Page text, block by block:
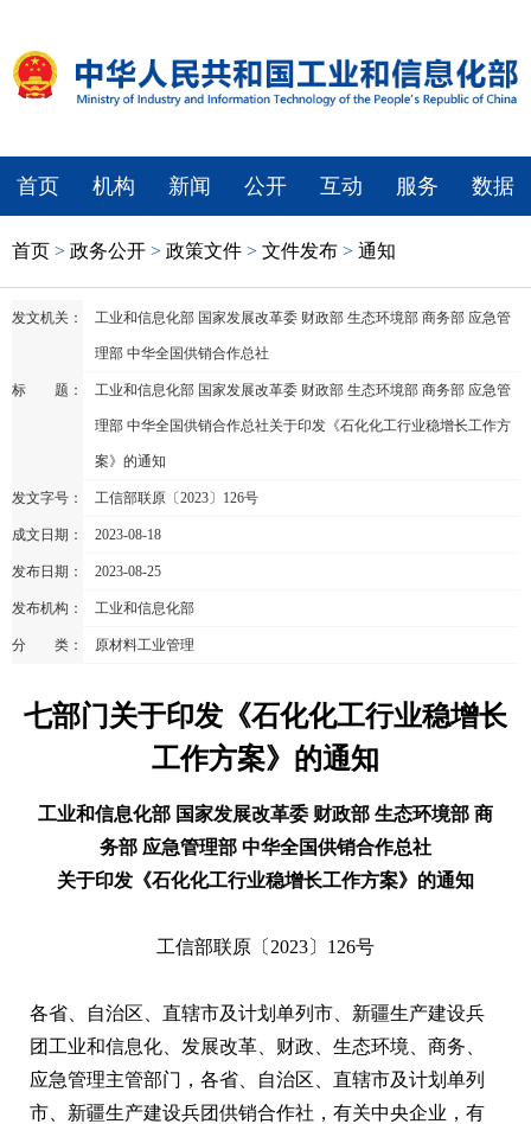
首页 机构 新闻 公开 互动 服务 数据
首页 > 政务公开 > 政策文件 > 文件发布 > 通知
发文机关： 工业和信息化部 国家发展改革委 财政部 生态环境部 商务部 应急管
理部 中华全国供销合作总社
标 题： 工业和信息化部 国家发展改革委 财政部 生态环境部 商务部 应急管
理部 中华全国供销合作总社关于印发《石化化工行业稳增长工作方
案》的通知
发文字号： 工信部联原〔2023〕126号
成文日期： 2023-08-18
发布日期： 2023-08-25
发布机构： 工业和信息化部
分 类： 原材料工业管理
七部门关于印发《石化化工行业稳增长
工作方案》的通知
工业和信息化部 国家发展改革委 财政部 生态环境部 商
务部 应急管理部 中华全国供销合作总社
关于印发《石化化工行业稳增长工作方案》的通知
工信部联原〔2023〕126号
各省、自治区、直辖市及计划单列市、新疆生产建设兵
团工业和信息化、发展改革、财政、生态环境、商务、
应急管理主管部门，各省、自治区、直辖市及计划单列
市、新疆生产建设兵团供销合作社，有关中央企业，有